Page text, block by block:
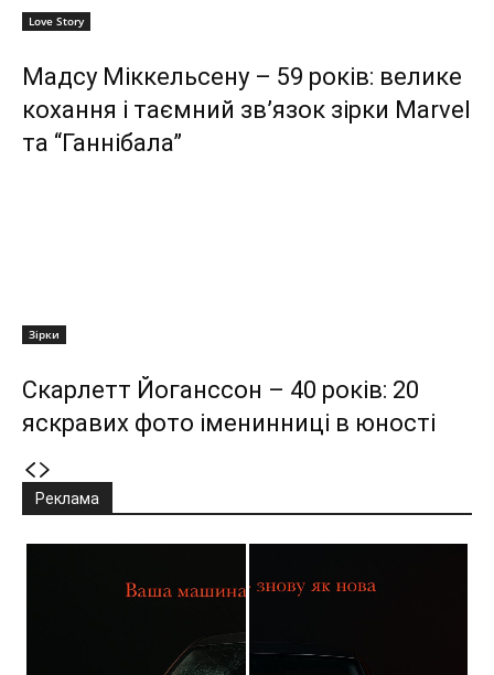
Love Story
Мадсу Міккельсену – 59 років: велике
кохання і таємний зв’язок зірки Marvel
та “Ганнібала”
Зірки
Скарлетт Йоганссон – 40 років: 20
яскравих фото іменинниці в юності
Реклама